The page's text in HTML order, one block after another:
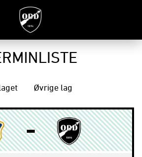
Øvrige lag